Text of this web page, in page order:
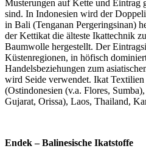
Musterungen auf Kette und Eintrag
sind. In Indonesien wird der
in Bali (Tenganan Pergeringsinan)
der Kettikat die älteste Ikattechnik
Baumwolle hergestellt. Der
Küstenregionen, in höfisch
Handelsbeziehungen zum
wird Seide verwendet. Ikat
(Ostindonesien (v.a. Flores,
Gujarat, Orissa), Laos, Thailand,
Endek – Balinesische Ikatstoffe